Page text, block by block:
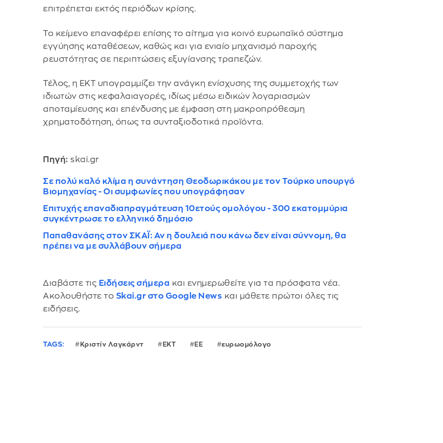
επιτρέπεται εκτός περιόδων κρίσης.
Το κείμενο επαναφέρει επίσης το αίτημα για κοινό ευρωπαϊκό σύστημα
εγγύησης καταθέσεων, καθώς και για ενιαίο μηχανισμό παροχής
ρευστότητας σε περιπτώσεις εξυγίανσης τραπεζών.
Τέλος, η ΕΚΤ υπογραμμίζει την ανάγκη ενίσχυσης της συμμετοχής των
ιδιωτών στις κεφαλαιαγορές, ιδίως μέσω ειδικών λογαριασμών
αποταμίευσης και επένδυσης με έμφαση στη μακροπρόθεσμη
χρηματοδότηση, όπως τα συνταξιοδοτικά προϊόντα.
Πηγή: skai.gr
Σε πολύ καλό κλίμα η συνάντηση Θεοδωρικάκου με τον Τούρκο υπουργό
Βιομηχανίας - Οι συμφωνίες που υπογράφησαν
Επιτυχής επαναδιαπραγμάτευση 10ετούς ομολόγου - 300 εκατομμύρια
συγκέντρωσε το ελληνικό δημόσιο
Παπαθανάσης στον ΣΚΑΪ: Αν η δουλειά που κάνω δεν είναι σύννομη, θα
πρέπει να με συλλάβουν σήμερα
Διαβάστε τις Ειδήσεις σήμερα και ενημερωθείτε για τα πρόσφατα νέα.
Ακολουθήστε το Skai.gr στο Google News και μάθετε πρώτοι όλες τις
ειδήσεις.
TAGS: Κριστίν Λαγκάρντ ΕΚΤ ΕΕ ευρωομόλογο